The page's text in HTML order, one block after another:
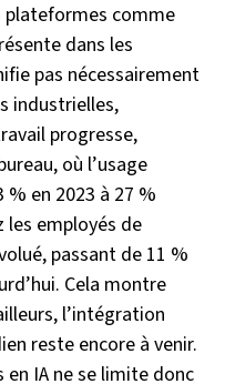
plateformes comme
dans les
pas nécessairement
industrielles,
progresse,
où l’usage
en 2023 à 27 %
les employés de
passant de 11 %
Cela montre
l’intégration
reste encore à venir.
IA ne se limite donc